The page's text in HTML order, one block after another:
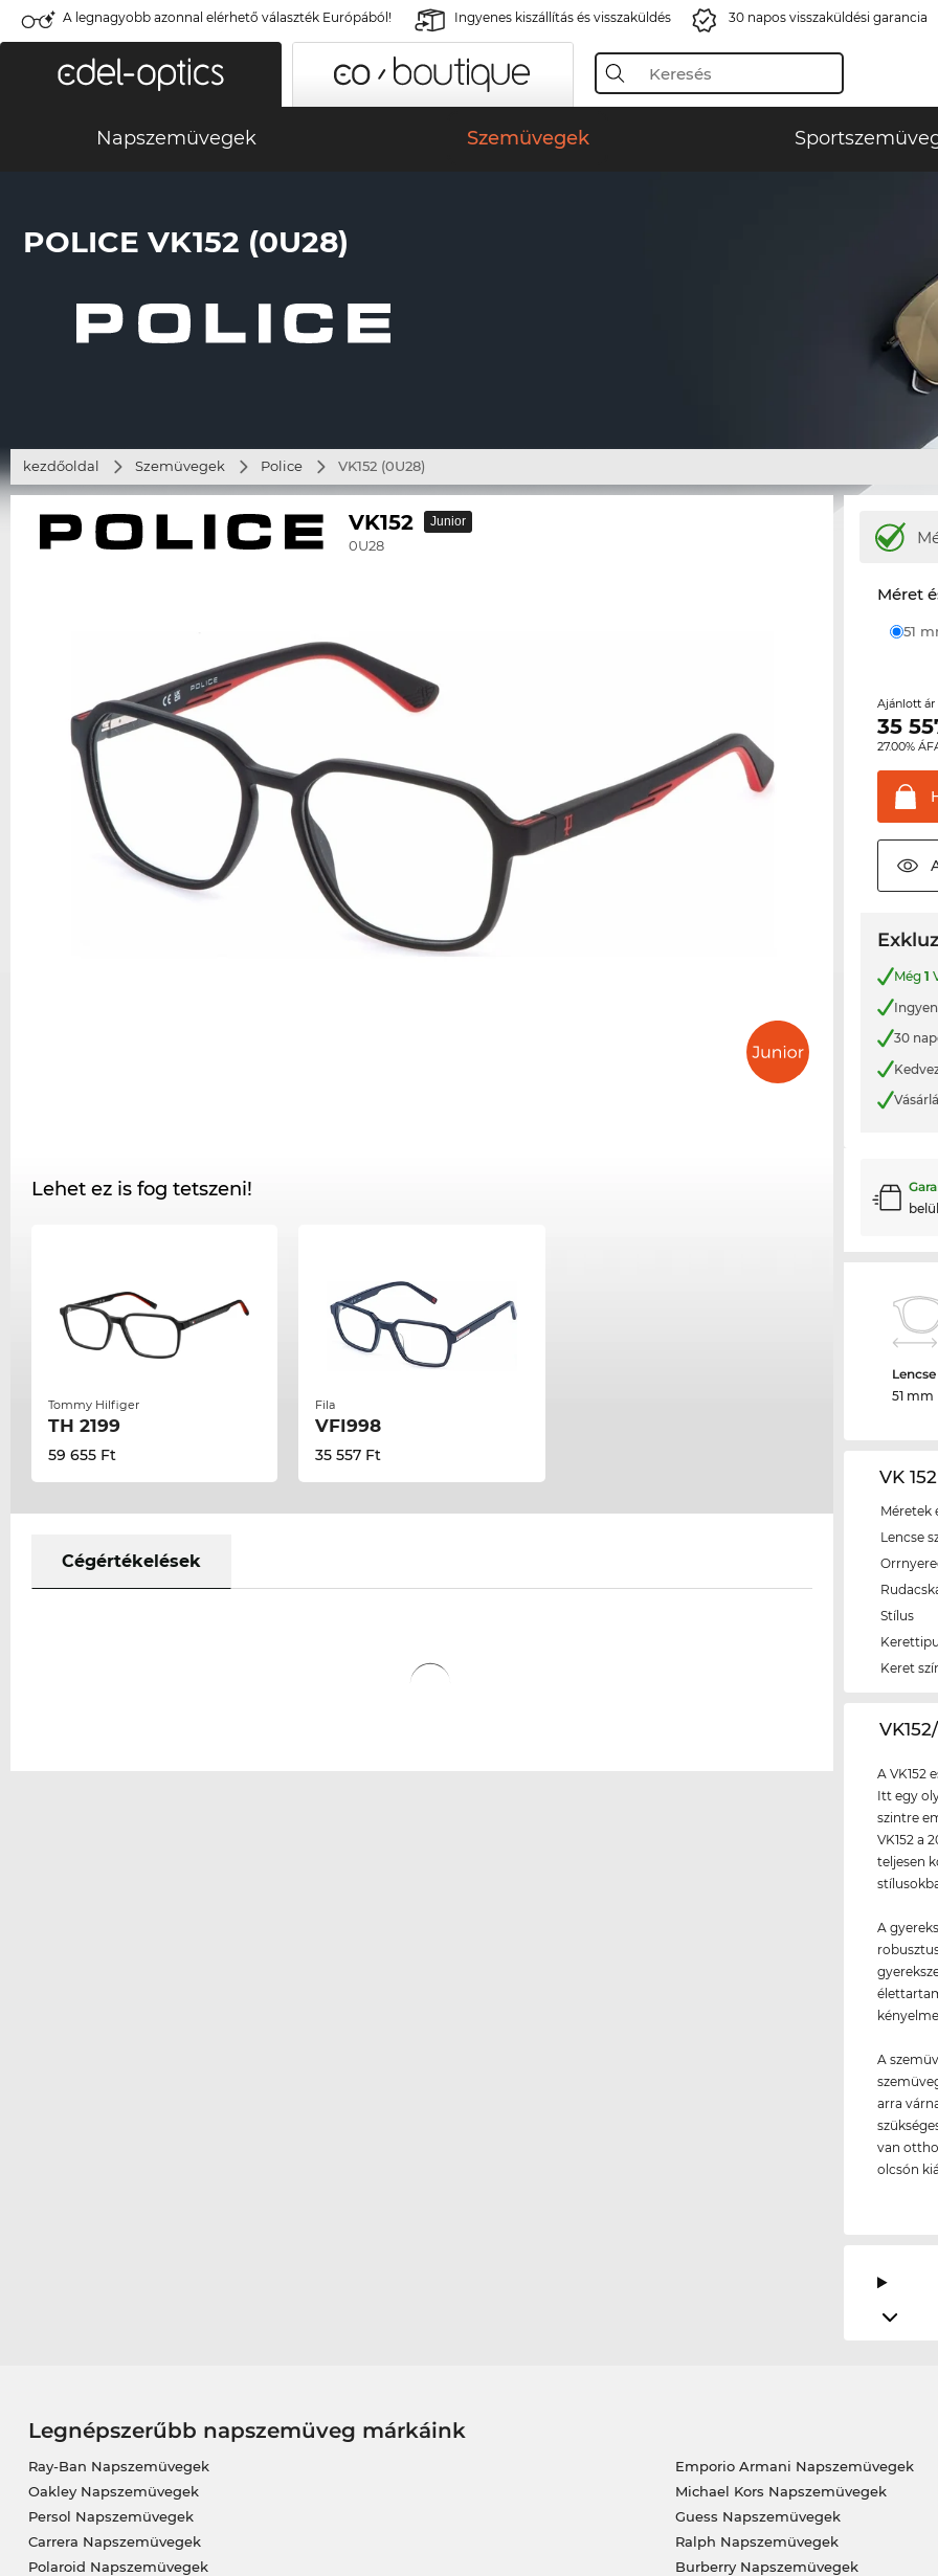
A legnagyobb azonnal elérhető választék Európából! Ingyenes kiszállítás és visszaküldés 30 napos visszaküldési garancia
Napszemüvegek Szemüvegek
POLICE VK152 (0U28)
kezdőoldal Szemüvegek Police VK152 (0U28)
VK152
0U28
Junior
Lehet ez is fog tetszeni!
Tommy Hilfiger
TH 2199
59 655 Ft
Fila
VFI998
35 557 Ft
Cégértékelések
Méret
51
Ajánlott ár
35
27.00%
Még1
30
51 mm
VK
Méretek
Lencse
Stílus
Keret
A VK152
Itt egy
szintre
VK152 a
teljesen
A
A
arra
van
olcsón
Legnépszerűbb napszemüveg márkáink
Ray-Ban Napszemüvegek
Oakley Napszemüvegek
Persol Napszemüvegek
Carrera Napszemüvegek
Polaroid Napszemüvegek
Emporio Armani Napszemüvegek
Michael Kors Napszemüvegek
Guess Napszemüvegek
Ralph Napszemüvegek
Burberry Napszemüvegek